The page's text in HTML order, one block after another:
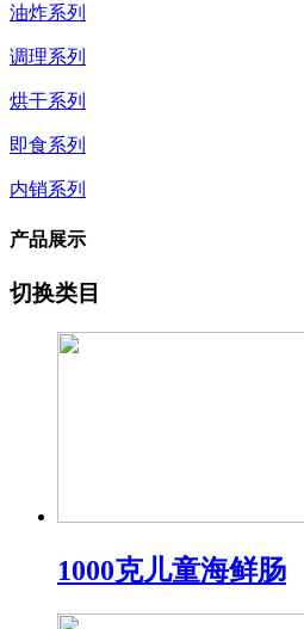
油炸系列
调理系列
烘干系列
即食系列
内销系列
产品展示
切换类目
1000克儿童海鲜肠